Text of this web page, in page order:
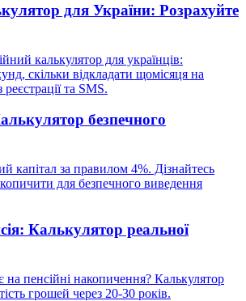
для України: Розрахуйте
калькулятор для українців:
скільки відкладати щомісяця на
та SMS.
безпечного
капітал за правилом 4%. Дізнайтесь
для безпечного виведення
Калькулятор реальної
на пенсійні накопичення? Калькулятор
грошей через 20-30 років.